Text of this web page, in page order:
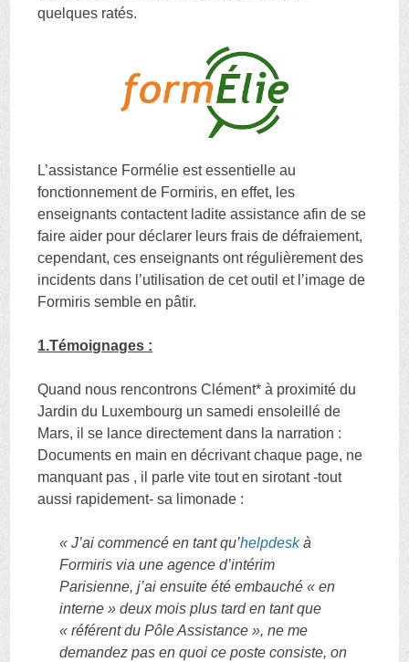
quelques ratés.
L’assistance Formélie est essentielle au
fonctionnement de Formiris, en effet, les
enseignants contactent ladite assistance afin de se
faire aider pour déclarer leurs frais de défraiement,
cependant, ces enseignants ont régulièrement des
incidents dans l’utilisation de cet outil et l’image de
Formiris semble en pâtir.
1.Témoignages :
Quand nous rencontrons Clément* à proximité du
Jardin du Luxembourg un samedi ensoleillé de
Mars, il se lance directement dans la narration :
Documents en main en décrivant chaque page, ne
manquant pas , il parle vite tout en sirotant -tout
aussi rapidement- sa limonade :
« J’ai commencé en tant qu’helpdeskà
Formiris via une agence d’intérim
Parisienne, j’ai ensuite été embauché « en
interne » deux mois plus tard en tant que
« référent du Pôle Assistance », ne me
demandez pas en quoi ce poste consiste, on